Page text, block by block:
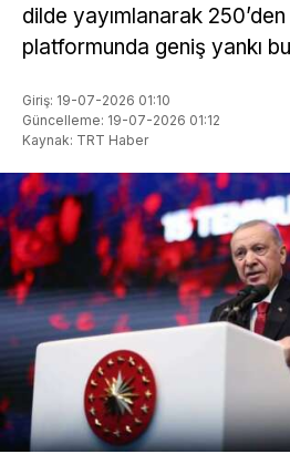
dilde yayımlanarak
platformunda geniş yankı
Giriş: 19-07-2026 01:10
Güncelleme: 19-07-2026 01:12
Kaynak: TRT Haber